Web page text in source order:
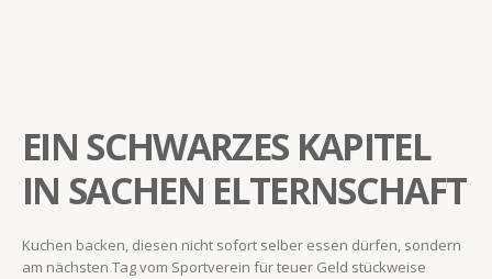
EIN SCHWARZES KAPITEL
IN SACHEN ELTERNSCHAFT
Kuchen backen, diesen nicht sofort selber essen dürfen, sondern
am nächsten Tag vom Sportverein für teuer Geld stückweise